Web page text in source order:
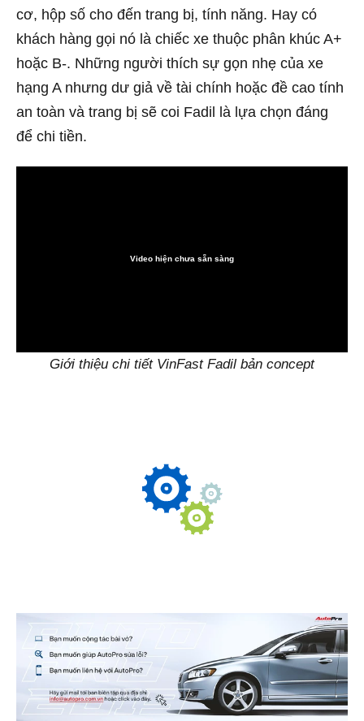
cơ, hộp số cho đến trang bị, tính năng. Hay có
khách hàng gọi nó là chiếc xe thuộc phân khúc A+
hoặc B-. Những người thích sự gọn nhẹ của xe
hạng A nhưng dư giả về tài chính hoặc đề cao tính
an toàn và trang bị sẽ coi Fadil là lựa chọn đáng
để chi tiền.
Video hiện chưa sẵn sàng
Giới thiệu chi tiết VinFast Fadil bản concept